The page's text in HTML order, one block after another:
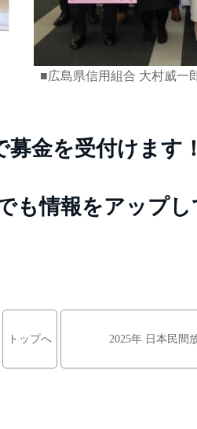
■広島県信用組合 大村威一
募金を受付けます！
も情報をアップし
2025年 日本民
トップへ